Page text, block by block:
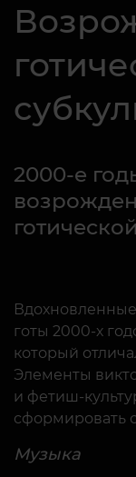
2000-е
готы 2000-х
который
Элементы
и фетиш-
сформировать
Музыка